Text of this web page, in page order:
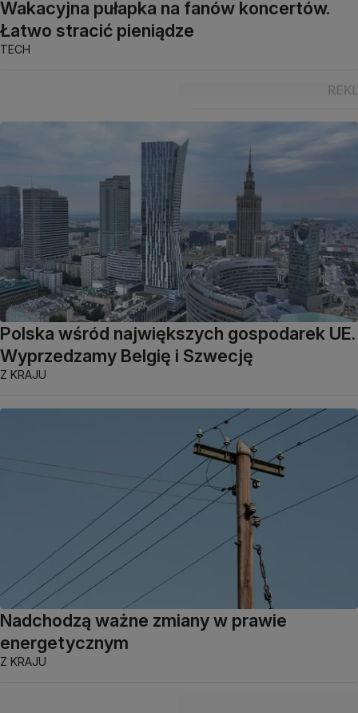
Wakacyjna pułapka na fanów koncertów.
Łatwo stracić pieniądze
TECH
Polska wśród największych gospodarek UE.
Wyprzedzamy Belgię i Szwecję
Z KRAJU
Nadchodzą ważne zmiany w prawie
energetycznym
Z KRAJU